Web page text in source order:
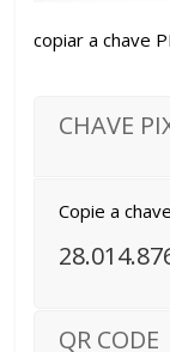
copiar a chave
CHAVE
Copie a
QR CODE